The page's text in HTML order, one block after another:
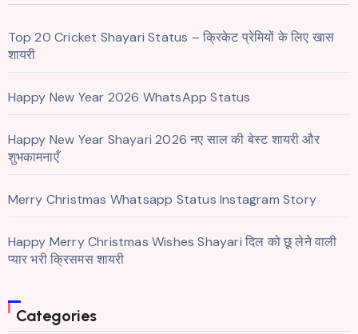
Top 20 Cricket Shayari Status – क्रिकेट प्रेमियों के लिए खास
शायरी
Happy New Year 2026 WhatsApp Status
Happy New Year Shayari 2026 नए साल की बेस्ट शायरी और
शुभकामनाएँ
Merry Christmas Whatsapp Status Instagram Story
Happy Merry Christmas Wishes Shayari दिल को छू लेने वाली
प्यार भरी क्रिसमस शायरी
Categories